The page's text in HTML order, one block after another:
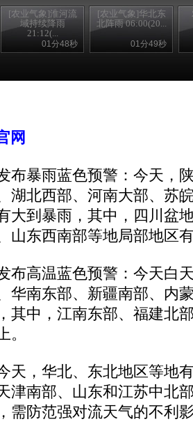
[农业气象]淮河流
域持续降雨
21:12(...
01分48秒
[农业气象]华北东
北阵雨 06:00(20...
01分49秒
网
暴雨蓝色预警：今天，
湖北西部、河南大部、苏
大到暴雨，其中，四川盆
山东西南部等地局部地区
高温蓝色预警：今天白
华南东部、新疆南部、内
其中，江南东部、福建北
，华北、东北地区等地
津南部、山东和江苏中北
需防范强对流天气的不利